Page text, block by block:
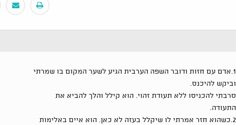
1.אדם עם חזות ודובר השפה הערבית הגיע לשער המקום בו שמרתי
וביקש להיכנס.
סרבתי להכניסו ללא תעודת זהוי. הוא קילל והלך להביא את
התעודה.
2.כשהוא חזר אמרתי לו שיקלל בעזה לא כאן. הוא איים באלימות